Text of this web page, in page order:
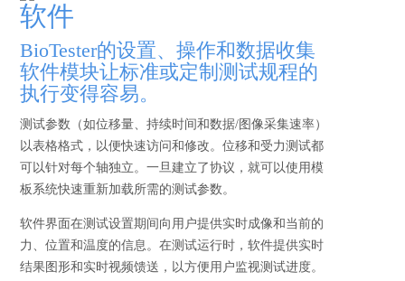
软件
BioTester的设置、操作和数据收集
软件模块让标准或定制测试规程的
执行变得容易。
测试参数（如位移量、持续时间和数据/图像采集速率）
以表格格式，以便快速访问和修改。位移和受力测试都
可以针对每个轴独立。一旦建立了协议，就可以使用模
板系统快速重新加载所需的测试参数。
软件界面在测试设置期间向用户提供实时成像和当前的
力、位置和温度的信息。在测试运行时，软件提供实时
结果图形和实时视频馈送，以方便用户监视测试进度。